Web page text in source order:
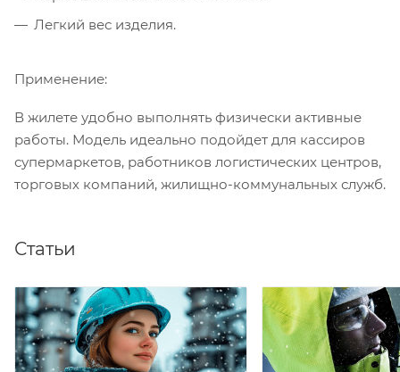
Легкий вес изделия.
Применение:
В жилете удобно выполнять физически активные
работы. Модель идеально подойдет для кассиров
супермаркетов, работников логистических центров,
торговых компаний, жилищно-коммунальных служб.
Статьи